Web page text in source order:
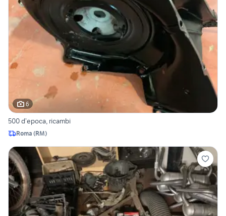
6
500 d’epoca, ricambi
Roma (RM)